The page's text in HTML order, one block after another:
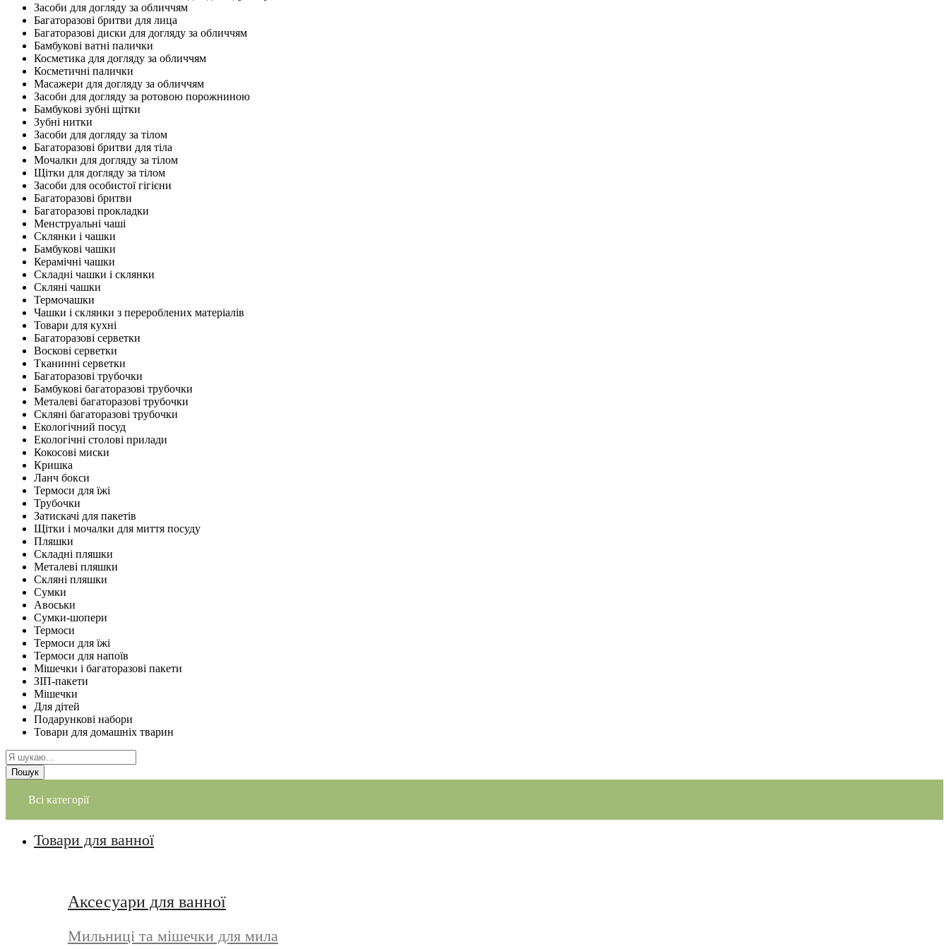
Засоби для догляду за обличчям
Багаторазові бритви для лица
Багаторазові диски для догляду за обличчям
Бамбукові ватні палички
Косметика для догляду за обличчям
Косметичні палички
Масажери для догляду за обличчям
Засоби для догляду за ротовою порожниною
Бамбукові зубні щітки
Зубні нитки
Засоби для догляду за тілом
Багаторазові бритви для тіла
Мочалки для догляду за тілом
Щітки для догляду за тілом
Засоби для особистої гігієни
Багаторазові бритви
Багаторазові прокладки
Менструальні чаші
Склянки і чашки
Бамбукові чашки
Керамічні чашки
Складні чашки і склянки
Скляні чашки
Термочашки
Чашки і склянки з перероблених матеріалів
Товари для кухні
Багаторазові серветки
Воскові серветки
Тканинні серветки
Багаторазові трубочки
Бамбукові багаторазові трубочки
Металеві багаторазові трубочки
Скляні багаторазові трубочки
Екологічний посуд
Екологічні столові прилади
Кокосові миски
Кришка
Ланч бокси
Термоси для їжі
Трубочки
Затискачі для пакетів
Щітки і мочалки для миття посуду
Пляшки
Складні пляшки
Металеві пляшки
Скляні пляшки
Сумки
Авоськи
Сумки-шопери
Термоси
Термоси для їжі
Термоси для напоїв
Мішечки і багаторазові пакети
ЗІП-пакети
Мішечки
Для дітей
Подарункові набори
Товари для домашніх тварин
Пошук
Всі категорії
Товари для ванної
Аксесуари для ванної
Мильниці та мішечки для мила